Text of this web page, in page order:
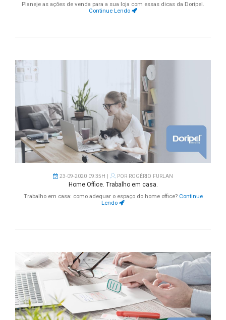
Planeje as ações de venda para a sua loja com essas dicas da Doripel.
Continue Lendo
23-09-2020 09:35H | POR ROGÉRIO FURLAN
Home Office. Trabalho em casa.
Trabalho em casa: como adequar o espaço do home office? Continue
Lendo